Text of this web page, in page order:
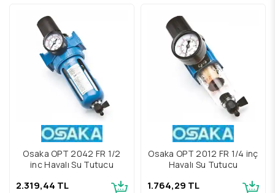
Osaka OPT 2042 FR 1/2
inç Havalı Su Tutucu
2.319,44 TL
Osaka OPT 2012 FR 1/4 inç
Havalı Su Tutucu
1.764,29 TL